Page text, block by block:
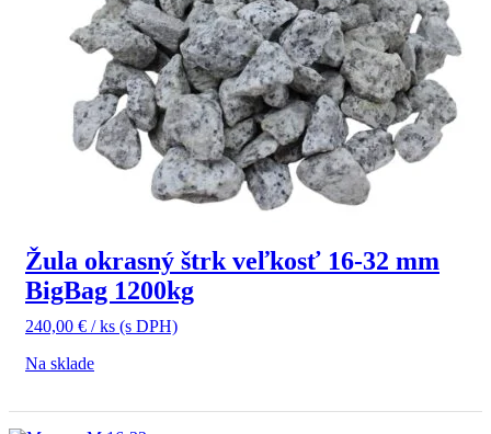
Žula okrasný štrk veľkosť 16-32 mm
BigBag 1200kg
240,00 € / ks (s DPH)
Na sklade